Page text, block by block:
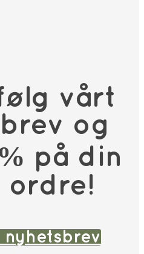
vårt
og
på din
ordre!
nyhetsbrev